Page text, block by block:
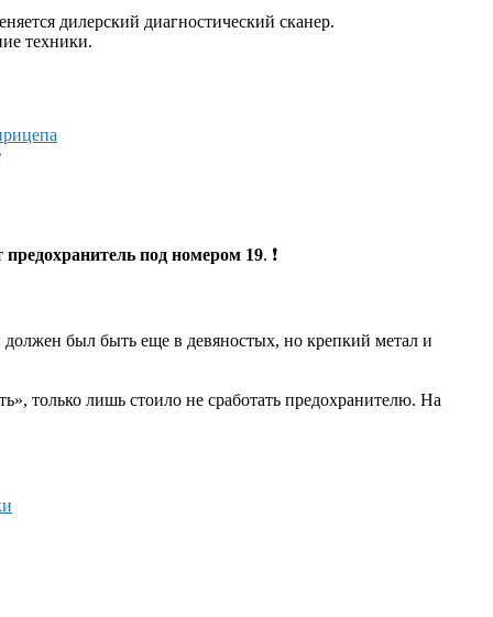
дилерский диагностический сканер.
техники.
предохранитель под номером 19. ❗
был быть еще в девяностых, но крепкий метал и
только лишь стоило не сработать предохранителю. На